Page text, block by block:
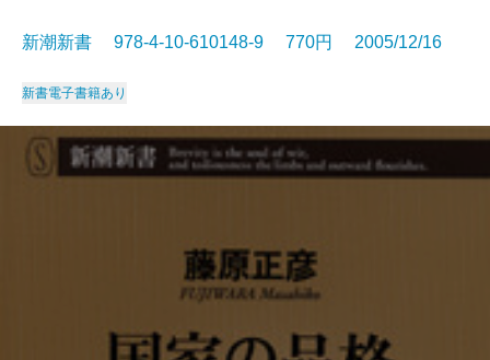
新潮新書 978-4-10-610148-9 770円 2005/12/16
新書電子書籍あり